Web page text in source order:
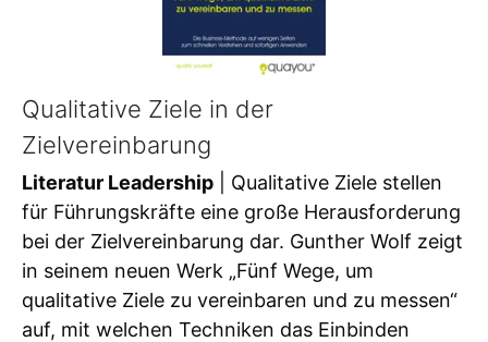
Qualitative Ziele in der
Zielvereinbarung
Literatur Leadership | Qualitative Ziele stellen
für Führungskräfte eine große Herausforderung
bei der Zielvereinbarung dar. Gunther Wolf zeigt
in seinem neuen Werk „Fünf Wege, um
qualitative Ziele zu vereinbaren und zu messen“
auf, mit welchen Techniken das Einbinden